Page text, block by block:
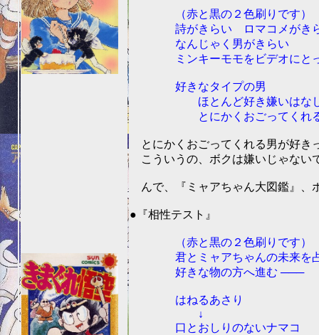
（赤と黒の２色刷りです）
詩がきらい ロマコメがき
なんじゃく男がきらい
ミンキーモモをビデオにとっ
好きなタイプの男
ほとんど好き嫌いはな
とにかくおごってくれ
とにかくおごってくれる男が好き
こういうの、ボクは嫌いじゃない
んで、『ミャアちゃん大図鑑』、
●『相性テスト』
（赤と黒の２色刷りです）
君とミャアちゃんの未来を
好きな物の方へ進む ───
はねるあさり
↓
口とおしりのないナマコ